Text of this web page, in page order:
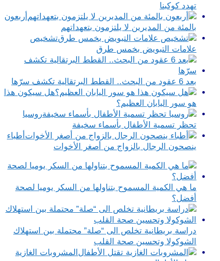
تهدد كوكبنا
أربعون
بالمئة من المديرين لا يلتزمون بتعهداتهم
تشخيص
علامات التبويض بخمس طرق
بعد 6 عقود من البحث.. القطط البرتقالية تكشف سرّها
هل سيكون هذا
هو سور اليابان العظيم؟
روسيا
تحظر تسمية الأطفال بأسماء سخيفة
أطباء
ينصحون الرجال بالزواج من أصغر الأخوات
ما هي الكمية المسموح بتناولها من السكر يوميا لصحة
أفضل؟
دراسة بريطانية تخلص الى “صلة” محتملة بين استهلاك
الشوكولا وتحسين صحة القلب
المشروبات الغازية